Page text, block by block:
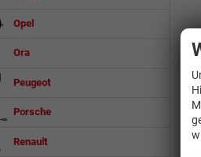
Opel
Ora
Peugeot
Porsche
Renault